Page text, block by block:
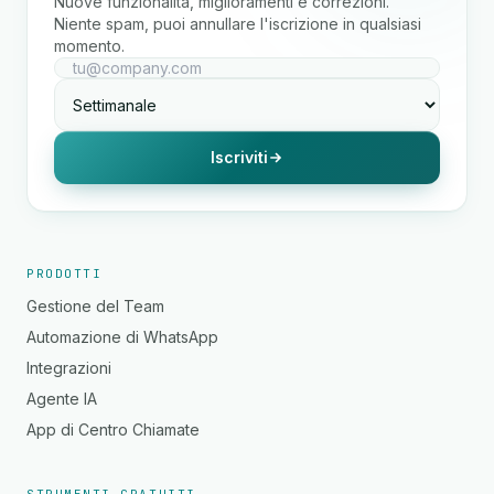
Niente spam, puoi annullare l'iscrizione in qualsiasi
momento.
Iscriviti
PRODOTTI
Gestione del Team
Automazione di WhatsApp
Integrazioni
Agente IA
App di Centro Chiamate